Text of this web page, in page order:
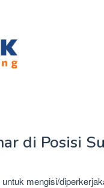
di Posisi
mengisi/